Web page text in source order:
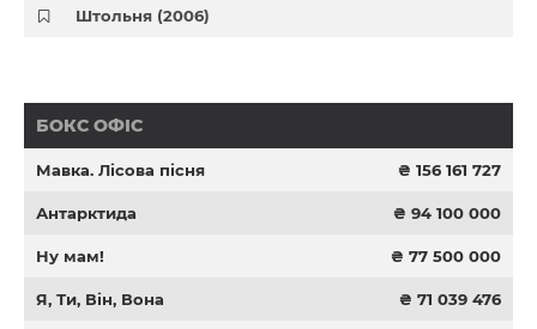
Штольня (2006)
БОКС ОФІС
Мавка. Лісова пісня ₴ 156 161 727
Антарктида ₴ 94 100 000
Ну мам! ₴ 77 500 000
Я, Ти, Він, Вона ₴ 71 039 476